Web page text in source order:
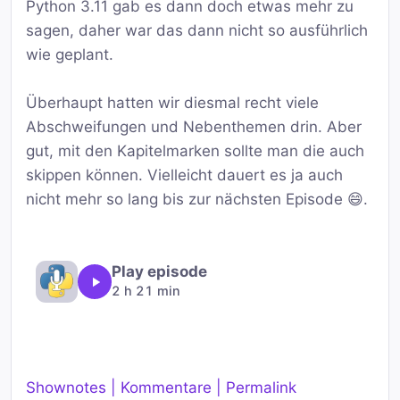
Python 3.11 gab es dann doch etwas mehr zu
sagen, daher war das dann nicht so ausführlich
wie geplant.
Überhaupt hatten wir diesmal recht viele
Abschweifungen und Nebenthemen drin. Aber
gut, mit den Kapitelmarken sollte man die auch
skippen können. Vielleicht dauert es ja auch
nicht mehr so lang bis zur nächsten Episode 😄.
Play episode
2 h 21 min
Shownotes | Kommentare | Permalink